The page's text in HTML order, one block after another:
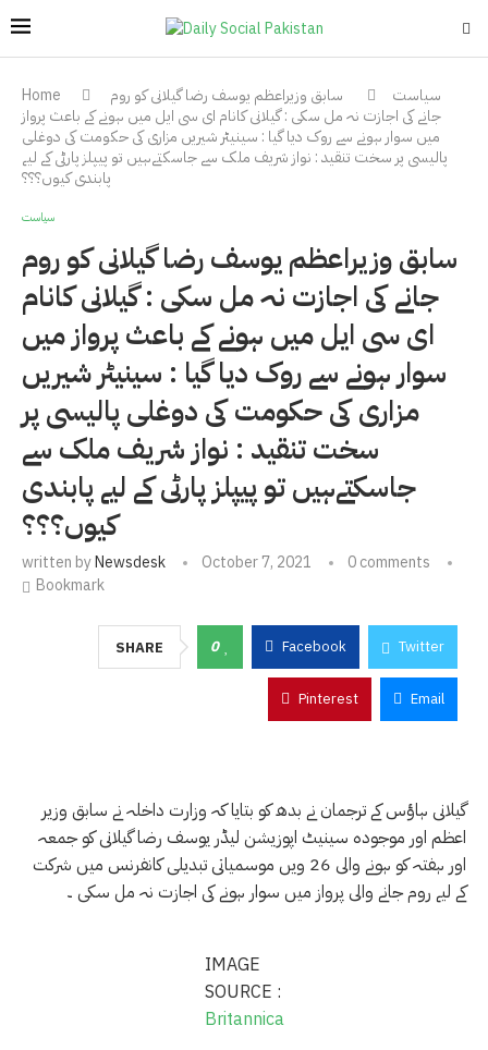
Home سیاست
سابق وزیراعظم یوسف رضا گیلانی کو روم
جانے کی اجازت نہ مل سکی : گیلانی کانام ای سی ایل میں ہونے کے باعث پرواز
میں سوار ہونے سے روک دیا گیا : سینیٹر شیریں مزاری کی حکومت کی دوغلی
پالیسی پر سخت تنقید : نواز شریف ملک سے جاسکتےہیں تو پیپلز پارٹی کے لیے
پابندی کیوں؟؟؟
سیاست
سابق وزیراعظم یوسف رضا گیلانی کو روم
جانے کی اجازت نہ مل سکی : گیلانی کانام
ای سی ایل میں ہونے کے باعث پرواز میں
سوار ہونے سے روک دیا گیا : سینیٹر شیریں
مزاری کی حکومت کی دوغلی پالیسی پر
سخت تنقید : نواز شریف ملک سے
جاسکتےہیں تو پیپلز پارٹی کے لیے پابندی
کیوں؟؟؟
written byNewsdesk October 7, 2021
0 comments
Bookmark
SHARE 0 Facebook Twitter
Pinterest Email
گیلانی ہاؤس کے ترجمان نے بدھ کو بتایا کہ وزارت داخلہ نے سابق وزیر
اعظم اور موجودہ سینیٹ اپوزیشن لیڈر یوسف رضا گیلانی کو جمعہ
اور ہفتہ کو ہونے والی 26 ویں موسمیاتی تبدیلی کانفرنس میں شرکت
کے لیے روم جانے والی پرواز میں سوار ہونے کی اجازت نہ مل سکی ۔
IMAGE
SOURCE :
Britannica